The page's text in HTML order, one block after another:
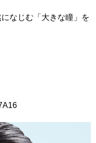
なじむ「大きな瞳」を